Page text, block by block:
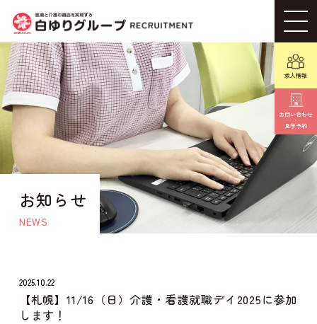
お知らせ
NEWS
2025.10.22
【札幌】11/16（日）介護・看護就職デイ2025に参加
します！
求人情報
お問い合わせ
・
見学予約